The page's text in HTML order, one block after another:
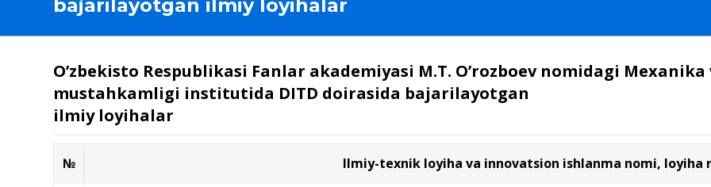
bajarilayotgan ilmiy loyihalar
O’zbekisto Respublikasi Fanlar akademiyasi M.T. O’rozboev nomidagi
mustahkamligi institutida DITD doirasida bajarilayotgan
ilmiy loyihalar
№ Ilmiy-texnik loyiha va innovatsion ishlanma nomi, loyiha